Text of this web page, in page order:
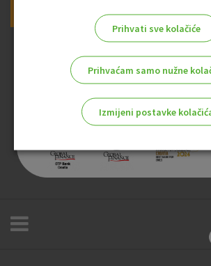
Prihvati sve kolačiće
Prihvaćam samo nužne
Izmijeni postavke